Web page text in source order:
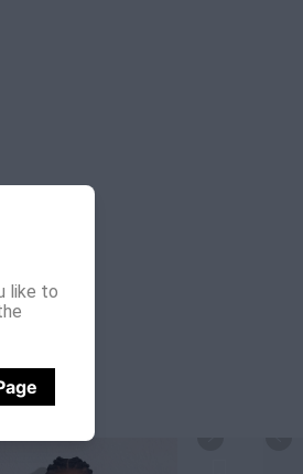
like to
BODRUM E CALÇA LOOP BODRUM
TOP